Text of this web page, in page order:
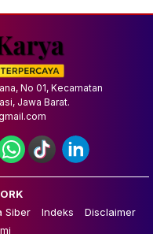
No 01, Kecamatan
Jawa Barat.
Siber Indeks
Disclaimer